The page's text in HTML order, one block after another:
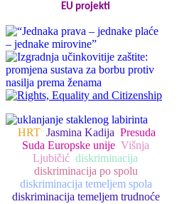
EU projekti
HRT Jasmina Kadija Presuda
Suda Europske unije Višnja
Ljubičić diskriminacija
diskriminacija po spolu
diskriminacija temeljem spola
diskriminacija temeljem trudnoće